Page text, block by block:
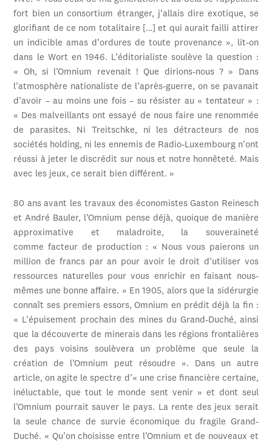
fort bien un consortium étranger, j’allais dire exotique, se
glorifiant de ce nom totalitaire […] et qui aurait failli attirer
un indicible amas d’ordures de toute provenance », lit-on
dans le Wort en 1946. L’éditorialiste soulève la question :
« Oh, si l’Omnium revenait ! Que dirions-nous ? » Dans
l’atmosphère nationaliste de l’après-guerre, on se pavanait
d’avoir – au moins une fois – su résister au « tentateur » :
« Des malveillants ont essayé de nous faire une renommée
de parasites. Ni Treitschke, ni les détracteurs de nos
sociétés holding, ni les ennemis de Radio-Luxembourg n’ont
réussi à jeter le discrédit sur nous et notre honnêteté. Mais
avec les jeux, ce serait bien différent. »
80 ans avant les travaux des économistes Gaston Reinesch
et André Bauler, l’Omnium pense déjà, quoique de manière
approximative et maladroite, la souveraineté
comme facteur de production : « Nous vous paierons un
million de francs par an pour avoir le droit d’utiliser vos
ressources naturelles pour vous enrichir en faisant nous-
mêmes une bonne affaire. » En 1905, alors que la sidérurgie
connaît ses premiers essors, Omnium en prédit déjà la fin :
« L’épuisement prochain des mines du Grand-Duché, ainsi
que la découverte de minerais dans les régions frontalières
des pays voisins soulèvera un problème que seule la
création de l’Omnium peut résoudre ». Dans un autre
article, on agite le spectre d’« une crise financière certaine,
inéluctable, que tout le monde sent venir » et dont seul
l’Omnium pourrait sauver le pays. La rente des jeux serait
la seule chance de survie économique du fragile Grand-
Duché. « Qu’on choisisse entre l’Omnium et de nouveaux et